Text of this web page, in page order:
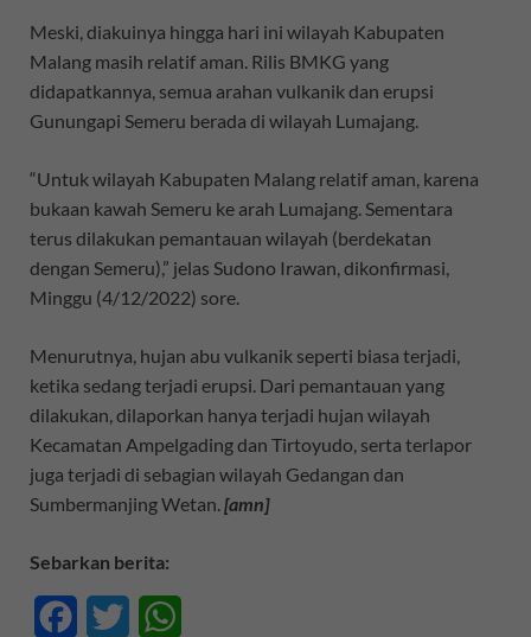
Meski, diakuinya hingga hari ini wilayah Kabupaten
Malang masih relatif aman. Rilis BMKG yang
didapatkannya, semua arahan vulkanik dan erupsi
Gunungapi Semeru berada di wilayah Lumajang.
“Untuk wilayah Kabupaten Malang relatif aman, karena
bukaan kawah Semeru ke arah Lumajang. Sementara
terus dilakukan pemantauan wilayah (berdekatan
dengan Semeru),” jelas Sudono Irawan, dikonfirmasi,
Minggu (4/12/2022) sore.
Menurutnya, hujan abu vulkanik seperti biasa terjadi,
ketika sedang terjadi erupsi. Dari pemantauan yang
dilakukan, dilaporkan hanya terjadi hujan wilayah
Kecamatan Ampelgading dan Tirtoyudo, serta terlapor
juga terjadi di sebagian wilayah Gedangan dan
Sumbermanjing Wetan.[amn]
Sebarkan berita: